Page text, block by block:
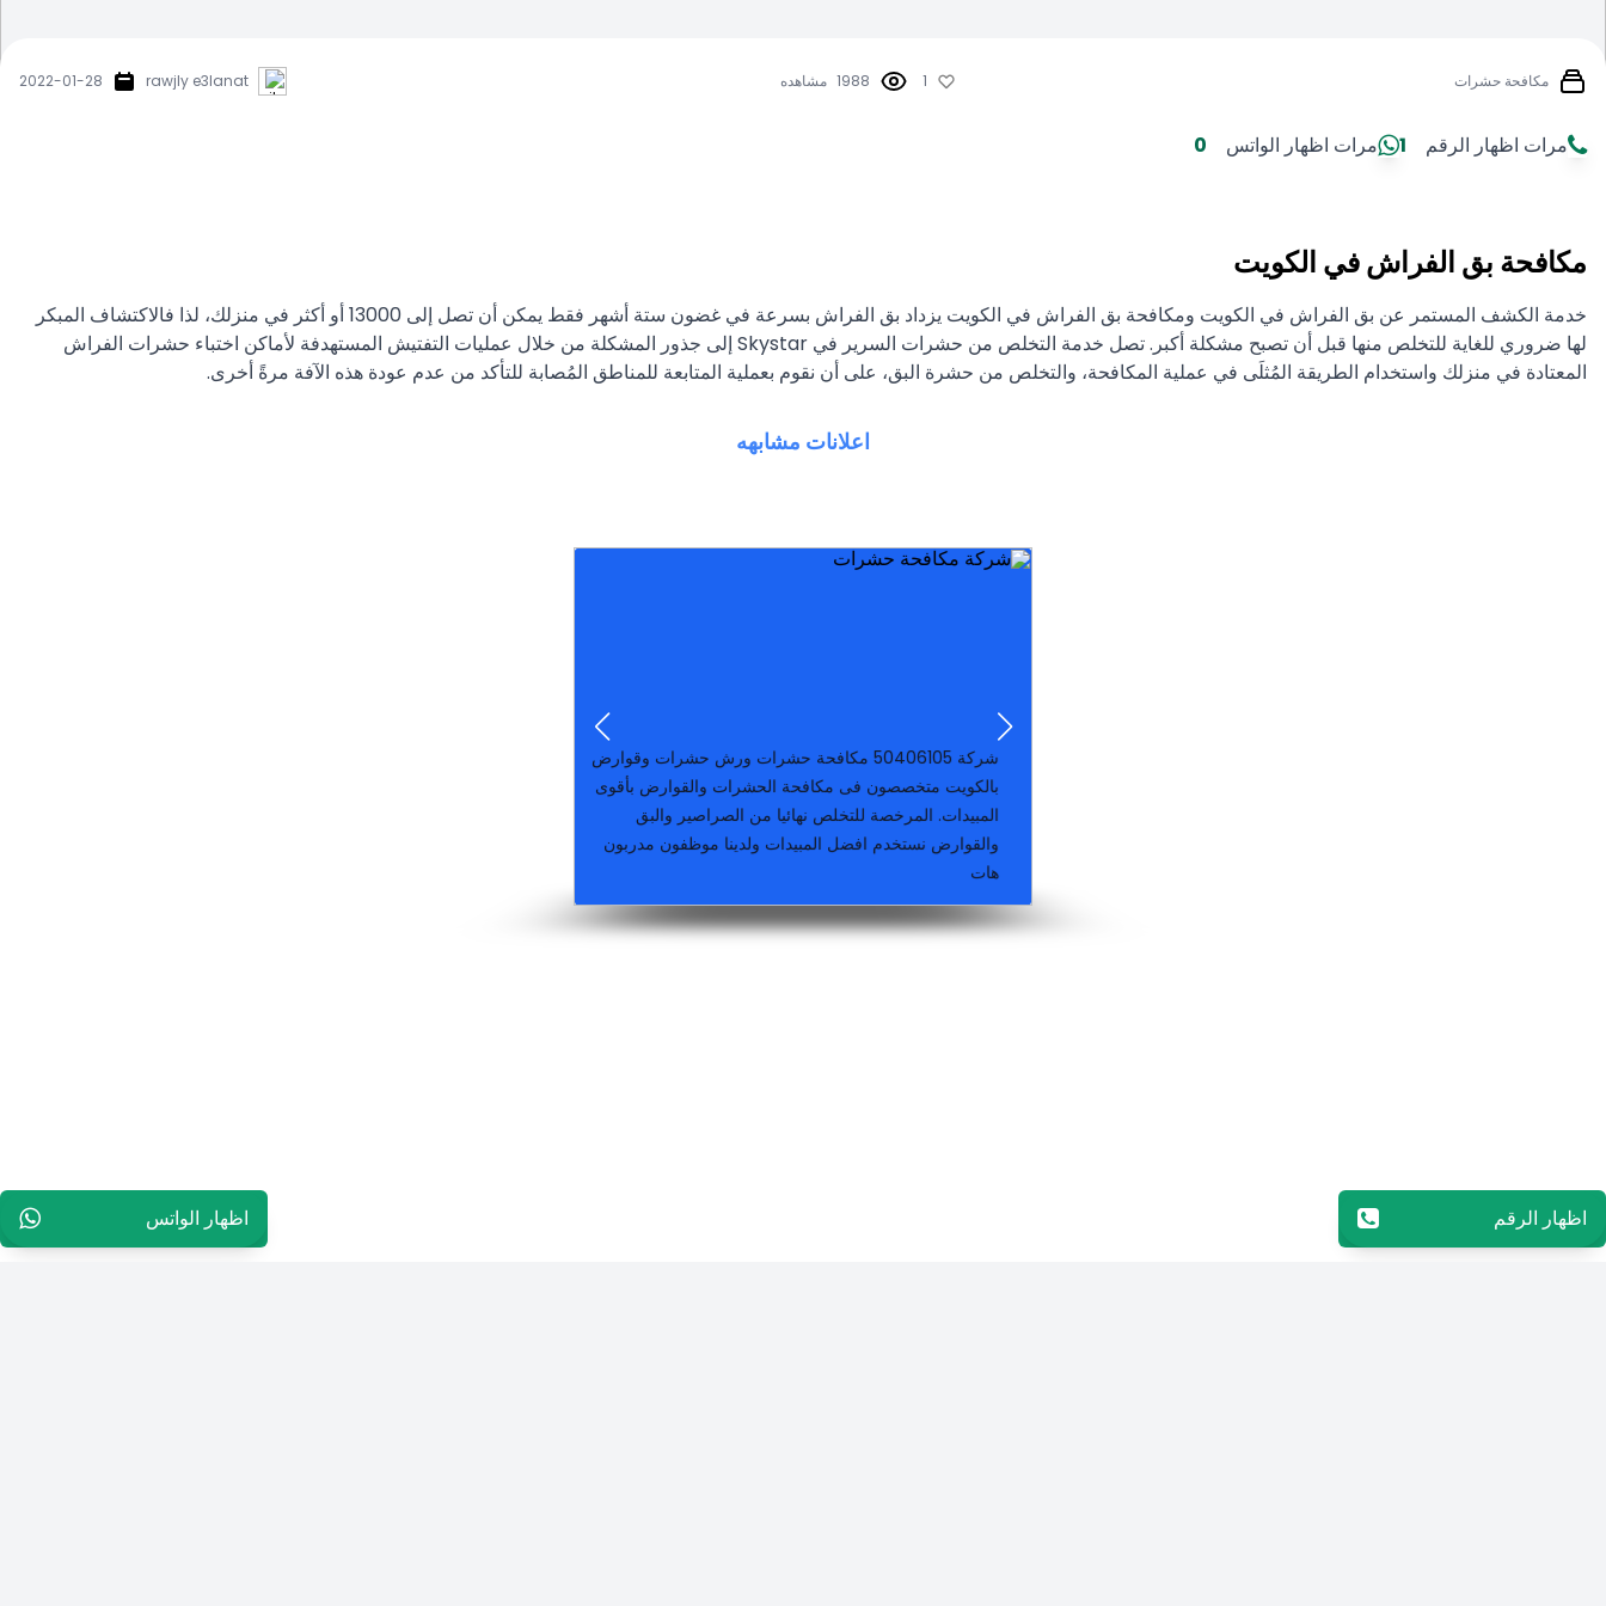
مكافحة حشرات 1
1988 مشاهده rawjly e3lanat
2022-01-28
مرات اظهار الرقم 1 مرات اظهار الواتس 0
مكافحة بق الفراش في الكويت
خدمة الكشف المستمر عن بق الفراش في الكويت ومكافحة بق الفراش في الكويت يزداد بق الفراش بسرعة في غضون ستة أشهر فقط يمكن أن تصل إلى 13000 أو أكثر في منزلك، لذا فالاكتشاف المبكر
لها ضروري للغاية للتخلص منها قبل أن تصبح مشكلة أكبر. تصل خدمة التخلص من حشرات السرير في Skystar إلى جذور المشكلة من خلال عمليات التفتيش المستهدفة لأماكن اختباء حشرات الفراش
المعتادة في منزلك واستخدام الطريقة المُثلَى في عملية المكافحة، والتخلص من حشرة البق، على أن نقوم بعملية المتابعة للمناطق المُصابة للتأكد من عدم عودة هذه الآفة مرةً أخرى.
اعلانات مشابهه
شركة ‪50406105‬ مكافحة حشرات ورش حشرات وقوارض
بالكويت متخصصون فى مكافحة الحشرات والقوارض بأقوى
المبيدات. المرخصة للتخلص نهائيا من الصراصير والبق
والقوارض نستخدم افضل المبيدات ولدينا موظفون مدربون
هات
شركة كارما الكويتيه لمكافحة جميع أنواع الحشرات والقوارض
اظهار الرقم96565594848 اظهار الواتس96565594848